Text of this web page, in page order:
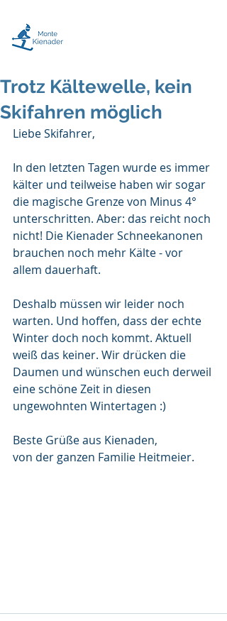
Trotz Kältewelle, kein
Skifahren möglich
Liebe Skifahrer,
In den letzten Tagen wurde es immer
kälter und teilweise haben wir sogar
die magische Grenze von Minus 4°
unterschritten. Aber: das reicht noch
nicht! Die Kienader Schneekanonen
brauchen noch mehr Kälte - vor
allem dauerhaft.
Deshalb müssen wir leider noch
warten. Und hoffen, dass der echte
Winter doch noch kommt. Aktuell
weiß das keiner. Wir drücken die
Daumen und wünschen euch derweil
eine schöne Zeit in diesen
ungewohnten Wintertagen :)
Beste Grüße aus Kienaden,
von der ganzen Familie Heitmeier.